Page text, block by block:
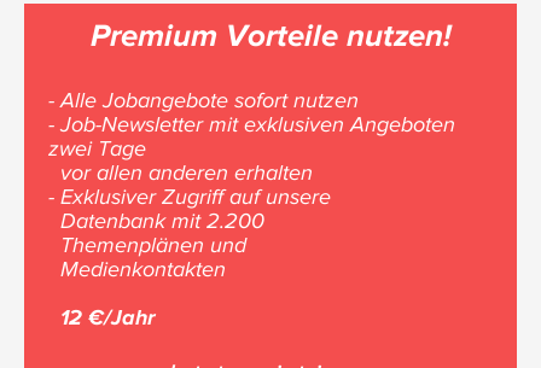
Premium Vorteile nutzen!
- Alle Jobangebote sofort nutzen
- Job-Newsletter mit exklusiven Angeboten
zwei Tage
vor allen anderen erhalten
- Exklusiver Zugriff auf unsere
Datenbank mit 2.200
Themenplänen und
Medienkontakten
12 €/Jahr